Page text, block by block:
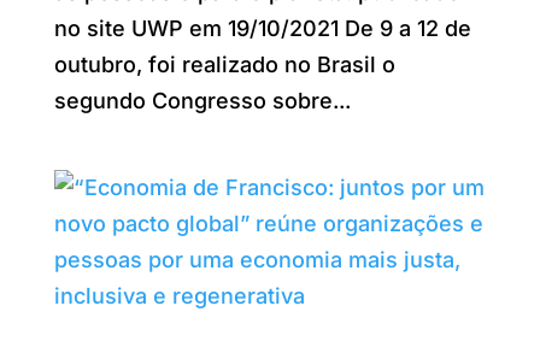
no site UWP em 19/10/2021 De 9 a 12 de
outubro, foi realizado no Brasil o
segundo Congresso sobre...